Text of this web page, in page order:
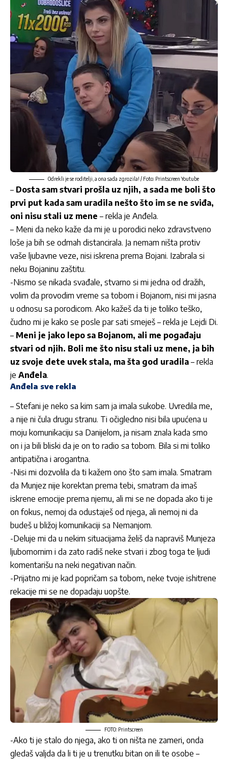
Odrekli je se roditelji, a ona sada zgrozila! / Foto: Printscreen Youtube
– Dosta sam stvari prošla uz njih, a sada me boli što
prvi put kada sam uradila nešto što im se ne sviđa,
oni nisu stali uz mene – rekla je Anđela.
– Meni da neko kaže da mi je u porodici neko zdravstveno
loše ja bih se odmah distancirala. Ja nemam ništa protiv
vaše ljubavne veze, nisi iskrena prema Bojani. Izabrala si
neku Bojaninu zaštitu.
-Nismo se nikada svađale, stvarno si mi jedna od dražih,
volim da provodim vreme sa tobom i Bojanom, nisi mi jasna
u odnosu sa porodicom. Ako kažeš da ti je toliko teško,
čudno mi je kako se posle par sati smeješ – rekla je Lejdi Di.
– Meni je jako lepo sa Bojanom, ali me pogađaju
stvari od njih. Boli me što nisu stali uz mene, ja bih
uz svoje dete uvek stala, ma šta god uradila – rekla
je Anđela.
Anđela sve rekla
– Stefani je neko sa kim sam ja imala sukobe. Uvredila me,
a nije ni čula drugu stranu. Ti očigledno nisi bila upućena u
moju komunikaciju sa Danijelom, ja nisam znala kada smo
on i ja bili bliski da je on to radio sa tobom. Bila si mi toliko
antipatična i arogantna.
-Nisi mi dozvolila da ti kažem ono što sam imala. Smatram
da Munjez nije korektan prema tebi, smatram da imaš
iskrene emocije prema njemu, ali mi se ne dopada ako ti je
on fokus, nemoj da odustaješ od njega, ali nemoj ni da
budeš u bližoj komunikaciji sa Nemanjom.
-Deluje mi da u nekim situacijama želiš da napraviš Munjeza
ljubomornim i da zato radiš neke stvari i zbog toga te ljudi
komentarišu na neki negativan način.
-Prijatno mi je kad popričam sa tobom, neke tvoje ishitrene
rekacije mi se ne dopadaju uopšte.
FOTO: Printscreen
-Ako ti je stalo do njega, ako ti on ništa ne zameri, onda
gledaš valjda da li ti je u trenutku bitan on ili te osobe –